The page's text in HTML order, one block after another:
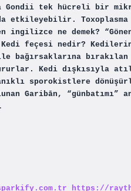
Gondii tek hücreli bir
etkileyebilir. Toxoplasma
ne demek?
Kedi feçesi nedir?
bağırsaklarına
Kedi dışkısıyla
sporokistlere
Garibān, “günbatımı”
https://